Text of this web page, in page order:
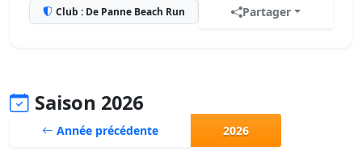
Club : De Panne Beach Run Partager
Saison 2026
Année précédente 2026